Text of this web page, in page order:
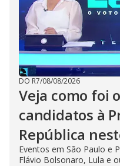
DO R7/08/08/2026
Veja como foi
candidatos à
República
Eventos em São Paulo e
Flávio Bolsonaro, Lula e